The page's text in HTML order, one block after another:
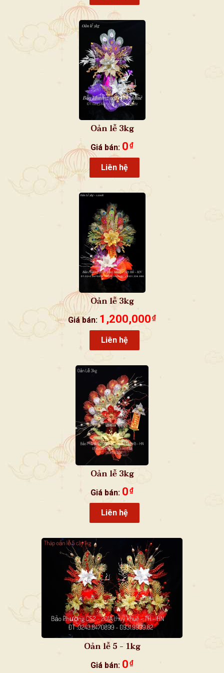
Oản lễ 3kg
Giá bán: 0 ₫
Liên hệ
Oản lễ 3kg
Giá bán: 1,200,000 ₫
Liên hệ
Oản lễ 3kg
Giá bán: 0 ₫
Liên hệ
Oản lễ 5 - 1kg
Giá bán: 0 ₫